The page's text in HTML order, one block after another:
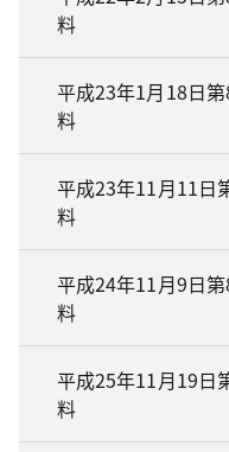
料
平成23年1月18日
料
平成23年11月11日
料
平成24年11月9日
料
平成25年11月19日
料